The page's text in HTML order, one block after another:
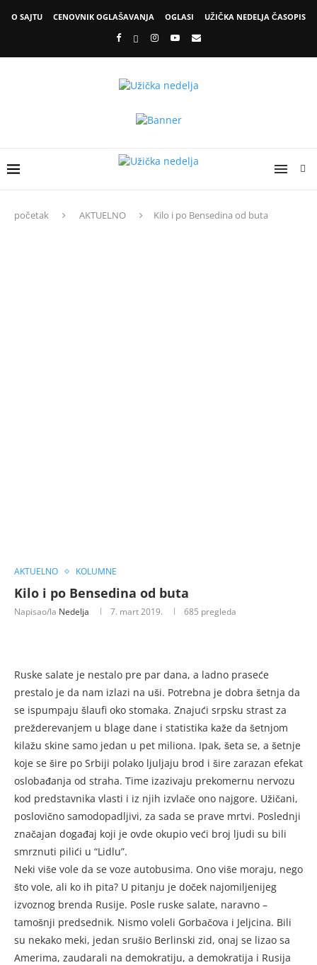
O SAJTU CENOVNIK OGLAŠAVANJA OGLASI UŽIČKA NEDELJA ČASOPIS
početak AKTUELNO Kilo i po Bensedina od buta
AKTUELNO KOLUMNE
Kilo i po Bensedina od buta
Napisao/la Nedelja 7. mart 2019. 685 pregleda
Ruske salate je nestalo pre par dana, a ladno praseće
prestalo je da nam izlazi na uši. Potrebna je dobra šetnja da
se ispumpaju šlaufi oko stomaka. Znajući srpsku strast za
prežderevanjem u blage dane i statistika kaže da šetnjom
kilažu skine samo jedan u pet miliona. Ipak, šeta se, a šetnje
koje se šire po Srbiji polako ljuljaju brod i šire zarazan efekat
oslobađanja od straha. Time izazivaju prekomernu nervozu
kod predstavnika vlasti i iz njih izvlače ono najgore. Užičani,
poslovično samodopadljivi, za sada se prave mrtvi. Poslednji
značajan događaj koji je ovde okupio veći broj ljudi su bili
smrznuti pilići u “Lidlu”.
Neki više vole da se voze autobusima. Ono više moraju, nego
što vole, ali ko ih pita? U pitanju je doček najomiljenijeg
izvoznog brenda Rusije. Posle ruske salate, naravno –
tamošnji predsednik. Nismo voleli Gorbačova i Jeljcina. Bili
su nekako meki, jedan srušio Berlinski zid, onaj se lizao sa
Amerima, zaudarali na demokratiju, a demokratija i Rusija